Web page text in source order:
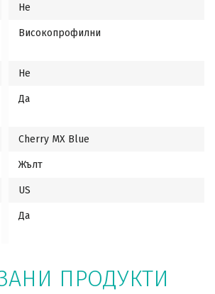
Не
Високопрофилни
Не
Да
Cherry MX Blue
Жълт
US
Да
ПРОДУКТИ